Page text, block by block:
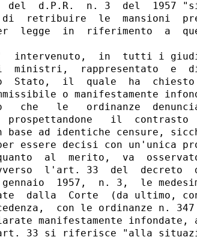
d.P.R.  n. 3  del  1957 "si
retribuire  le  mansioni
legge  in  riferimento  a
intervenuto,  in  tutti i
ministri,  rappresentato  e
Stato,  il  quale  ha  chiesto
o manifestamente
che   le   ordinanze
prospettandone   il
base ad identiche censure,
essere decisi con un'unica
al  merito,  va
l'art. 33  del  decreto
gennaio  1957,  n. 3,  le
dalla  Corte  (da ultimo,
con le ordinanze n.
manifestamente
art. 33 si riferisce "alla